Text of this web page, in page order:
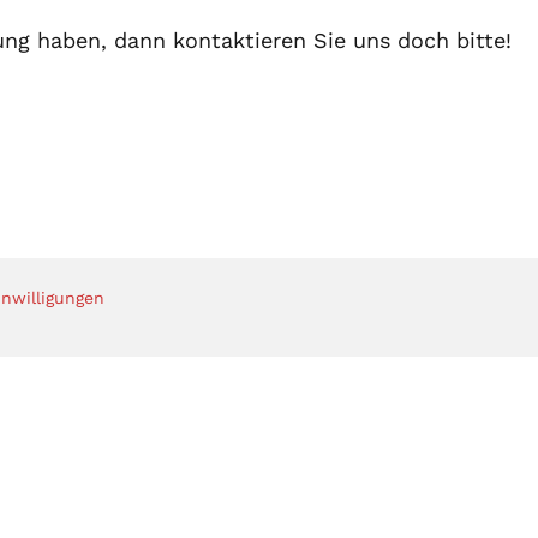
haben, dann kontaktieren Sie uns doch bitte!